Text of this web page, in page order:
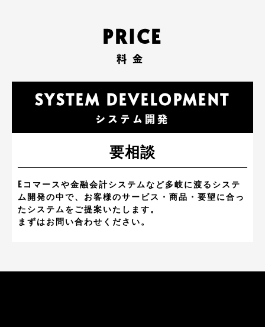
PRICE
料金
SYSTEM DEVELOPMENT
システム開発
要相談
Eコマースや金融会計システムなど多岐に渡るシステ
ム開発の中で、お客様のサービス・商品・要望に合っ
たシステムをご提案いたします。
まずはお問い合わせください。